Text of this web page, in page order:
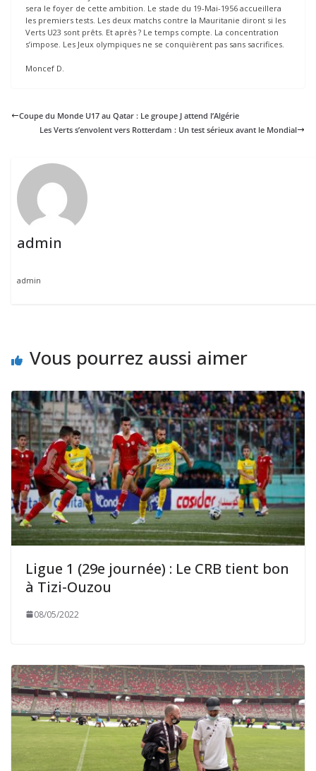
sera le foyer de cette ambition. Le stade du 19-Mai-1956 accueillera
les premiers tests. Les deux matchs contre la Mauritanie diront si les
Verts U23 sont prêts. Et après ? Le temps compte. La concentration
s’impose. Les Jeux olympiques ne se conquièrent pas sans sacrifices.
Moncef D.
Coupe du Monde U17 au Qatar : Le groupe J attend l’Algérie
Les Verts s’envolent vers Rotterdam : Un test sérieux avant le Mondial
admin
admin
Vous pourrez aussi aimer
Ligue 1 (29e journée) : Le CRB tient bon
à Tizi-Ouzou
08/05/2022